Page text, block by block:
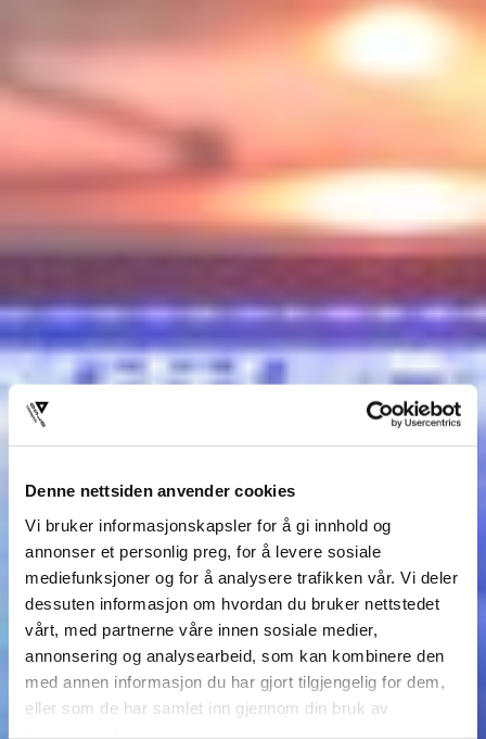
Denne nettsiden anvender cookies
Vi bruker informasjonskapsler for å gi innhold og
annonser et personlig preg, for å levere sosiale
mediefunksjoner og for å analysere trafikken vår. Vi deler
dessuten informasjon om hvordan du bruker nettstedet
vårt, med partnerne våre innen sosiale medier,
annonsering og analysearbeid, som kan kombinere den
med annen informasjon du har gjort tilgjengelig for dem,
eller som de har samlet inn gjennom din bruk av
UNGPROD